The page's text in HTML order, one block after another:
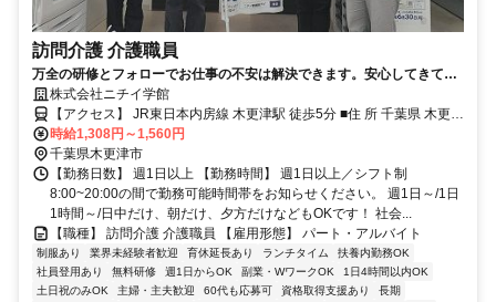
訪問介護 介護職員
万全の研修とフォローでお仕事の不安は解決できます。安心してきて下
さいね！
株式会社ニチイ学館
【アクセス】 JR東日本内房線 木更津駅 徒歩5分 ■住 所 千葉県 木更津
市 東中央3-1-16 ■アクセス JR東日本内房線 木更津駅 徒歩5分
時給1,308円～1,560円
千葉県木更津市
【勤務日数】 週1日以上 【勤務時間】 週1日以上／シフト制
8:00~20:00の間で勤務可能時間帯をお知らせください。 週1日～/1日
1時間～/日中だけ、朝だけ、夕方だけなどもOKです！ 社会...
【職種】 訪問介護 介護職員 【雇用形態】 パート・アルバイト
制服あり 業界未経験者歓迎 育休延長あり ランチタイム
扶養内勤務OK
社員登用あり
無料研修 週1日からOK 副業・WワークOK
1日4時間以内OK
土日祝のみOK
主婦・主夫歓迎 60代も応募可 資格取得支援あり
長期